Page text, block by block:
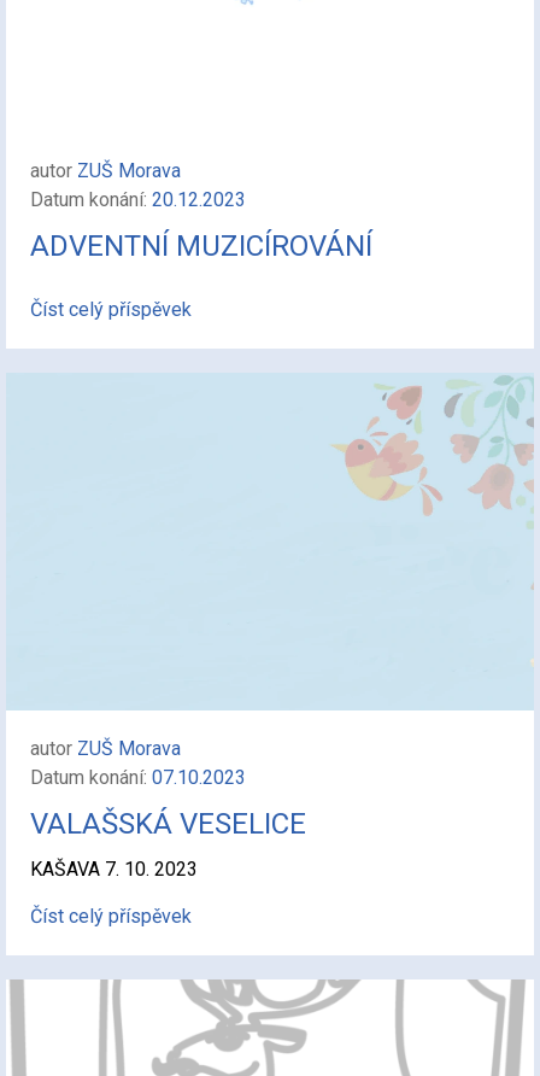
autor ZUŠ Morava
Datum konání: 20.12.2023
ADVENTNÍ MUZICÍROVÁNÍ
Číst celý příspěvek
autor ZUŠ Morava
Datum konání: 07.10.2023
VALAŠSKÁ VESELICE
KAŠAVA 7. 10. 2023
Číst celý příspěvek